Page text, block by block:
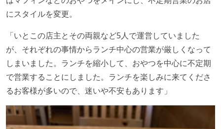
にスタイルを変更。
「いとこの店主とその両親など5人で運営していました
が、それぞれの事情からランチ中心の営業が厳しくなって
しまいました。ランチを縮小して、おやつを中心に不定期
で営業することにしました。ランチを楽しみに来てくださ
るお客様が多いので、迷いや不安もあります」